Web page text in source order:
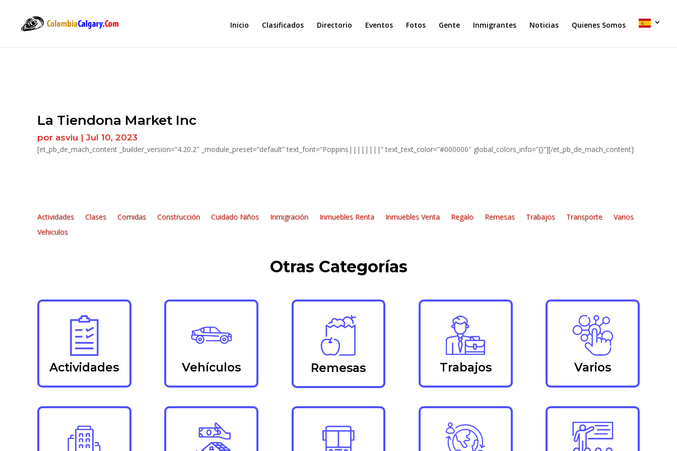
Inicio Clasificados Directorio Eventos Fotos Gente Inmigrantes Noticias Quienes Somos
La Tiendona Market Inc
por asviu | Jul 10, 2023
[et_pb_de_mach_content _builder_version=”4.20.2″ _module_preset=”default” text_font=”Poppins||||||||” text_text_color=”#000000″ global_colors_info=”{}”][/et_pb_de_mach_content]
Actividades Clases Comidas Construcción Cuidado Niños Inmigración Inmuebles Renta Inmuebles Venta Regalo Remesas Trabajos Transporte
Varios
Vehiculos
Otras Categorías
Actividades Vehículos Remesas Trabajos Varios